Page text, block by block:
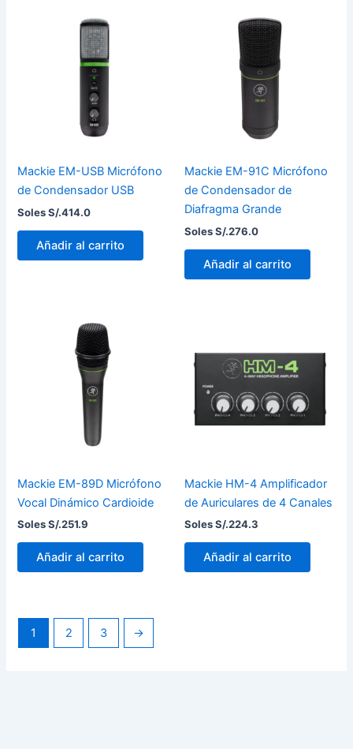
Mackie EM-USB Micrófono
de Condensador USB
Soles S/.414.0
Añadir al carrito
Mackie EM-91C Micrófono
de Condensador de
Diafragma Grande
Soles S/.276.0
Añadir al carrito
Mackie EM-89D Micrófono
Vocal Dinámico Cardioide
Soles S/.251.9
Añadir al carrito
Mackie HM-4 Amplificador
de Auriculares de 4 Canales
Soles S/.224.3
Añadir al carrito
1 2 3 →